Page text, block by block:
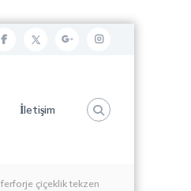
f
o
t
t
r
g
p
i
t
İletişim
ferforje çiçeklik tekzen